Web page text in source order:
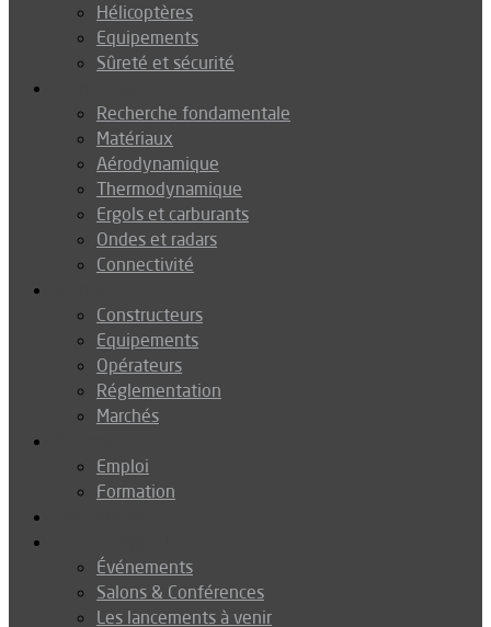
Hélicoptères
Equipements
Sûreté et sécurité
Recherche fondamentale
Matériaux
Aérodynamique
Thermodynamique
Ergols et carburants
Ondes et radars
Connectivité
Constructeurs
Equipements
Opérateurs
Réglementation
Marchés
Emploi
Formation
Événements
Salons & Conférences
Les lancements à venir